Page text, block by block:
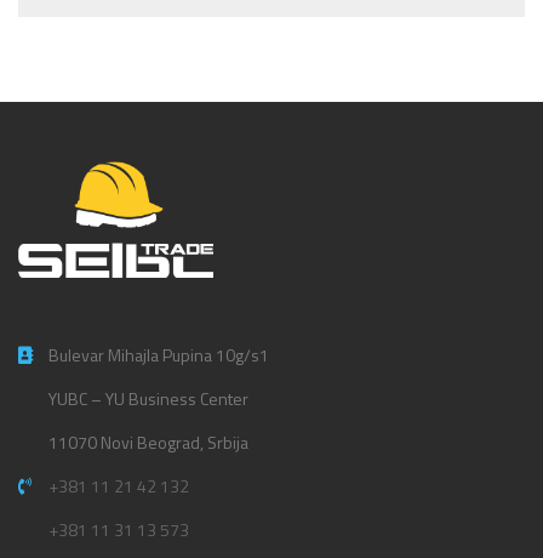
Bulevar Mihajla Pupina 10g/s1
YUBC – YU Business Center
11070 Novi Beograd, Srbija
+381 11 21 42 132
+381 11 31 13 573